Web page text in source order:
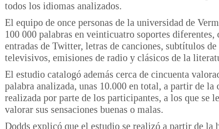
todos los idiomas analizados.
El equipo de once personas de la universidad de
100 000 palabras en veinticuatro soportes diferentes,
entradas de Twitter, letras de canciones, subtítulos
televisivos, emisiones de radio y clásicos de la
El estudio catalogó además cerca de cincuenta
palabra analizada, unas 10.000 en total, a partir de
realizada por parte de los participantes, a los que se
valorar sus sensaciones buenas o malas.
Dodds explicó que el estudio se realizó a partir de la